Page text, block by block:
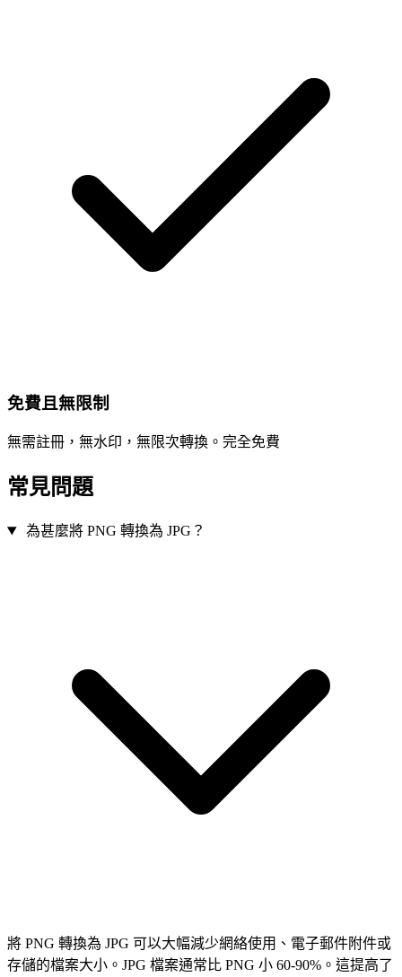
免費且無限制
無需註冊，無水印，無限次轉換。完全免費
常見問題
為甚麼將 PNG 轉換為 JPG？
將 PNG 轉換為 JPG 可以大幅減少網絡使用、電子郵件附件或
存儲的檔案大小。JPG 檔案通常比 PNG 小 60-90%。這提高了